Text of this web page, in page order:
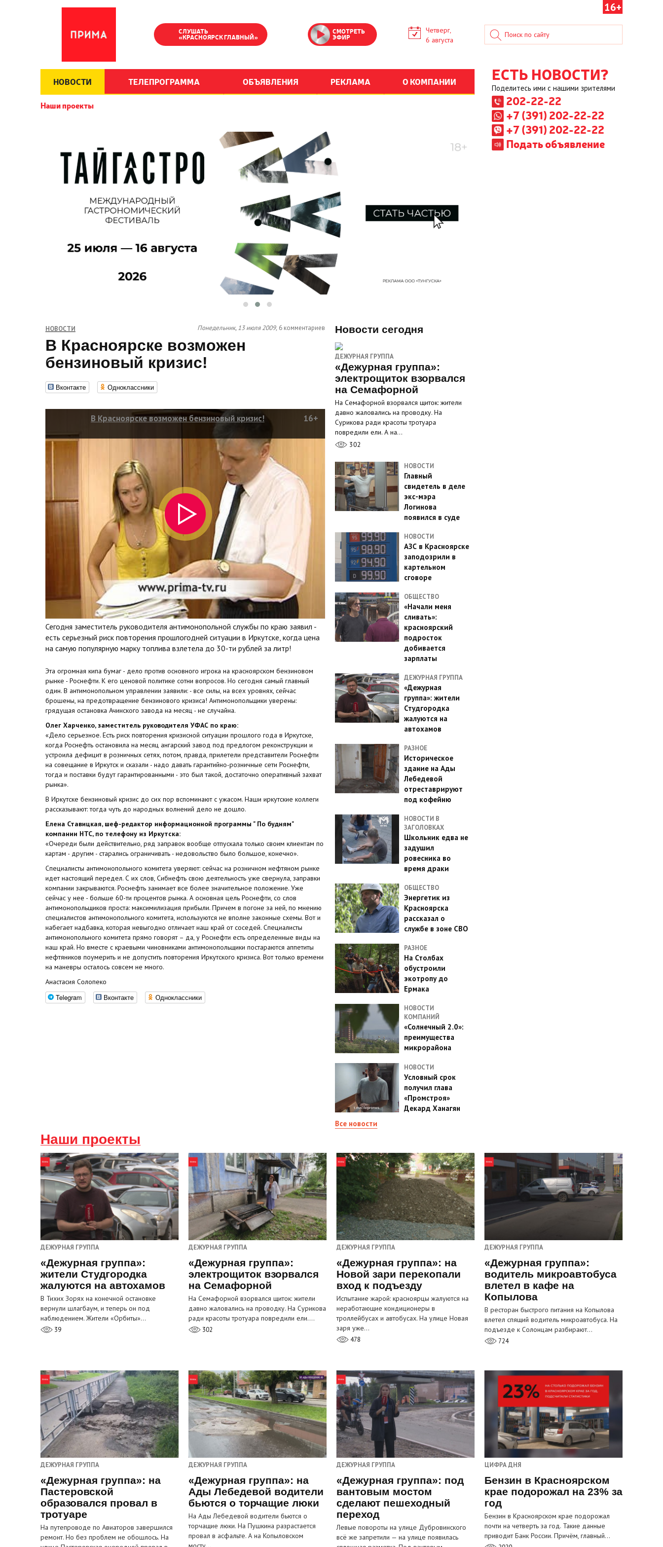
16+
СЛУШАТЬ
«КРАСНОЯРСК ГЛАВНЫЙ»
СМОТРЕТЬ
ЭФИР
Четверг,
6 августа
НОВОСТИ ТЕЛЕПРОГРАММА ОБЪЯВЛЕНИЯ РЕКЛАМА О КОМПАНИИ
Наши проекты
ЕСТЬ НОВОСТИ?
Поделитесь ими с нашими зрителями
202-22-22
+7 (391) 202-22-22
+7 (391) 202-22-22
Подать объявление
НОВОСТИ Понедельник, 13 июля 2009, 6 комментариев
В Красноярске возможен
бензиновый кризис!
Вконтакте Одноклассники
В Красноярске возможен бензиновый кризис! 16+
Сегодня заместитель руководителя антимонопольной службы по краю заявил -
есть серьезный риск повторения прошлогодней ситуации в Иркутске, когда цена
на самую популярную марку топлива взлетела до 30-ти рублей за литр!
Эта огромная кипа бумаг - дело против основного игрока на красноярском бензиновом
рынке - Роснефти. К его ценовой политике сотни вопросов. Но сегодня самый главный
один. В антимонопольном управлении заявили: - все силы, на всех уровнях, сейчас
брошены, на предотвращение бензинового кризиса! Антимонопольщики уверены:
грядущая остановка Ачинского завода на месяц - не случайна.
Олег Харченко, заместитель руководителя УФАС по краю:
«Дело серьезное. Есть риск повторения кризисной ситуации прошлого года в Иркутске,
когда Роснефть остановила на месяц ангарский завод под предлогом реконструкции и
устроила дефицит в розничных сетях, потом, правда, прилетели представители Роснефти
на совещание в Иркутск и сказали - надо давать гарантийно-розничные сети Роснефти,
тогда и поставки будут гарантированными - это был такой, достаточно оперативный захват
рынка».
В Иркутске бензиновый кризис до сих пор вспоминают с ужасом. Наши иркутские коллеги
рассказывают: тогда чуть до народных волнений дело не дошло.
Елена Ставицкая, шеф-редактор информационной программы " По будням"
компании НТС, по телефону из Иркутска:
«Очереди были действительно, ряд заправок вообще отпускала только своим клиентам по
картам - другим - старались ограничивать - недовольство было большое, конечно».
Специалисты антимонопольного комитета уверяют: сейчас на розничном нефтяном рынке
идет настоящий передел. С их слов, Сибнефть свою деятельность уже свернула, заправки
компании закрываются. Роснефть занимает все более значительное положение. Уже
сейчас у нее - больше 60-ти процентов рынка. А основная цель Роснефти, со слов
антимонопольщиков проста: максимилизация прибыли. Причем в погоне за ней, по мнению
специалистов антимонопольного комитета, используются не вполне законные схемы. Вот и
набегает надбавка, которая невыгодно отличает наш край от соседей. Специалисты
антимонопольного комитета прямо говорят – да, у Роснефти есть определенные виды на
наш край. Но вместе с краевыми чиновниками антимонопольщики постараются аппетиты
нефтяников поумерить и не допустить повторения Иркутского кризиса. Вот только времени
на маневры осталось совсем не много.
Анастасия Солопеко
Telegram Вконтакте Одноклассники
Новости сегодня
ДЕЖУРНАЯ ГРУППА
«Дежурная группа»:
электрощиток взорвался
на Семафорной
На Семафорной взорвался щиток: жители
давно жаловались на проводку. На
Сурикова ради красоты тротуара
повредили ели. А на…
302
НОВОСТИ
Главный
свидетель в деле
экс-мэра
Логинова
появился в суде
НОВОСТИ
АЗС в Красноярске
заподозрили в
картельном
сговоре
ОБЩЕСТВО
«Начали меня
сливать»:
красноярский
подросток
добивается
зарплаты
ДЕЖУРНАЯ ГРУППА
«Дежурная
группа»: жители
Студгородка
жалуются на
автохамов
РАЗНОЕ
Историческое
здание на Ады
Лебедевой
отреставрируют
под кофейню
НОВОСТИ В
ЗАГОЛОВКАХ
Школьник едва не
задушил
ровесника во
время драки
ОБЩЕСТВО
Энергетик из
Красноярска
рассказал о
службе в зоне СВО
РАЗНОЕ
На Столбах
обустроили
экотропу до
Ермака
НОВОСТИ
КОМПАНИЙ
«Солнечный 2.0»:
преимущества
микрорайона
НОВОСТИ
Условный срок
получил глава
«Промстроя»
Декард Ханагян
Все новости
Наши проекты
ДЕЖУРНАЯ ГРУППА
«Дежурная группа»:
жители Студгородка
жалуются на автохамов
В Тихих Зорях на конечной остановке
вернули шлагбаум, и теперь он под
наблюдением. Жители «Орбиты»…
39
ДЕЖУРНАЯ ГРУППА
«Дежурная группа»:
электрощиток взорвался
на Семафорной
На Семафорной взорвался щиток: жители
давно жаловались на проводку. На Сурикова
ради красоты тротуара повредили ели.…
302
ДЕЖУРНАЯ ГРУППА
«Дежурная группа»: на
Новой зари перекопали
вход к подъезду
Испытание жарой: красноярцы жалуются на
неработающие кондиционеры в
троллейбусах и автобусах. На улице Новая
заря уже…
478
ДЕЖУРНАЯ ГРУППА
«Дежурная группа»:
водитель микроавтобуса
влетел в кафе на
Копылова
В ресторан быстрого питания на Копылова
влетел спящий водитель микроавтобуса. На
подъезде к Солонцам разбирают…
724
ДЕЖУРНАЯ ГРУППА
«Дежурная группа»: на
Пастеровской
образовался провал в
тротуаре
На путепроводе по Авиаторов завершился
ремонт. Но без проблем не обошлось. На
ДЕЖУРНАЯ ГРУППА
«Дежурная группа»: на
Ады Лебедевой водители
бьются о торчащие люки
На Ады Лебедевой водители бьются о
торчащие люки. На Пушкина разрастается
провал в асфальте. А на Копыловском
ДЕЖУРНАЯ ГРУППА
«Дежурная группа»: под
вантовым мостом
сделают пешеходный
переход
Левые повороты на улице Дубровинского
всё же запретили — на улице появилась
ЦИФРА ДНЯ
Бензин в Красноярском
крае подорожал на 23% за
год
Бензин в Красноярском крае подорожал
почти на четверть за год. Такие данные
приводит Банк России. Причём, главный…